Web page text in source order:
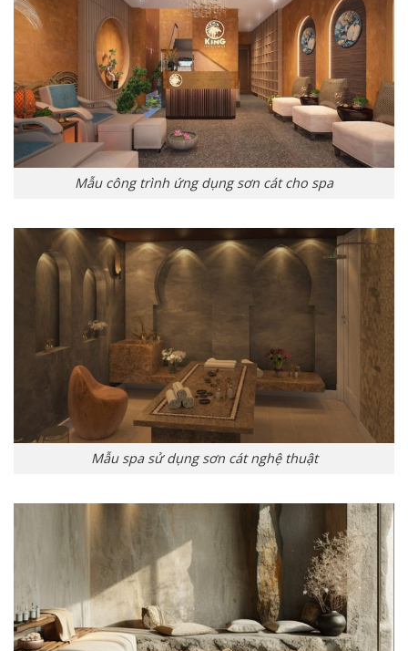
Mẫu công trình ứng dụng sơn cát cho spa
Mẫu spa sử dụng sơn cát nghệ thuật